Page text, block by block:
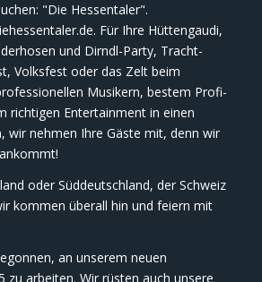
"Die Hessentaler".
Für Ihre Hüttengaudi,
und Dirndl-Party, Tracht-
Volksfest oder das Zelt beim
Musikern, bestem Profi-
richtigen Entertainment in einen
wir nehmen Ihre Gäste mit, denn wir
oder Süddeutschland, der Schweiz
kommen überall hin und feiern mit
an unserem neuen
zu arbeiten. Wir rüsten auch unsere